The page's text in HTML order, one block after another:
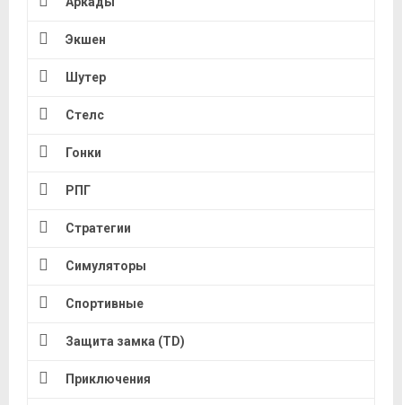
Экшен
Шутер
Стелс
Гонки
РПГ
Стратегии
Симуляторы
Спортивные
Защита замка (TD)
Приключения